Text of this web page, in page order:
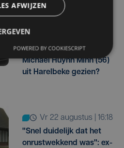
Vermist: wie heeft
Michael Huynh Minh (56)
uit Harelbeke gezien?
vr 22 augustus | 16:18
"Snel duidelijk dat het
onrustwekkend was": ex-
AFWIJZEN
POWERED BY COOKIESCRIPT